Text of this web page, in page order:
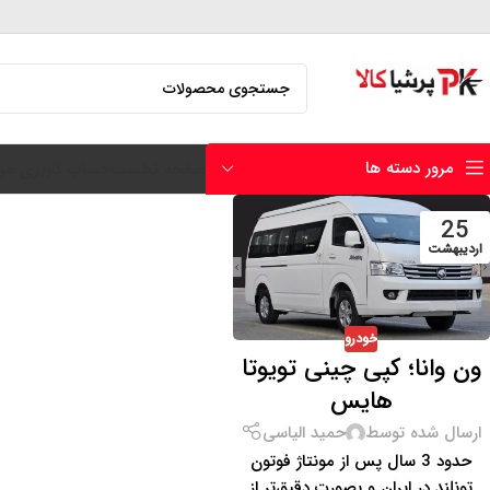
مرور دسته ها
25
اردیبهشت
خودرو
ون وانا؛ کپی چینی تویوتا
هایس
ارسال شده توسط
حمید الیاسی
حدود 3 سال پس از مونتاژ فوتون